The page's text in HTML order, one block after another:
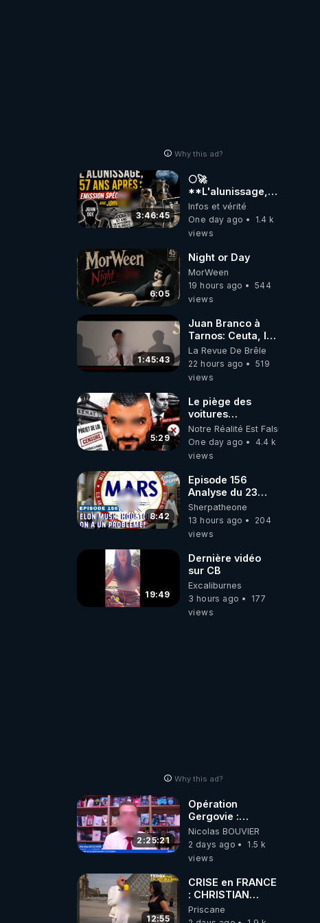
Why this ad?
3:46:45
🌕🚀
**L'alunissage,
57 ans après :
Émission spéciale
avec John Doe
Infos et vérité
One day ago
1.4 k
views
6:05
Night or Day
MorWeen
19 hours ago
544
views
1:45:43
Juan Branco à
Tarnos: Ceuta, le
narcotrafic et le
pouvoir en France
La Revue De Brêle
22 hours ago
519
views
5:29
Le piège des
voitures
électriques se
referme sur les
usagers !
Notre Réalité Est Falsifiée Et
One day ago
4.4 k
views
8:42
Episode 156
Analyse du 23
février 2025 Elon
Musk : Houston ,
on a un problème
Sherpatheone
13 hours ago
204
views
19:49
Dernière vidéo
sur CB
Excaliburnes
3 hours ago
177
views
Why this ad?
2:25:21
Opération
Gergovie :
‪@38resistancegauloise‬
‪@MarionSigautOfficiel‬
‪@gladysriifard5710‬
Nicolas BOUVIER
2 days ago
1.5 k
views
12:55
CRISE en FRANCE
: CHRISTIAN
COTTEN FAIT une
étrange
Priscane